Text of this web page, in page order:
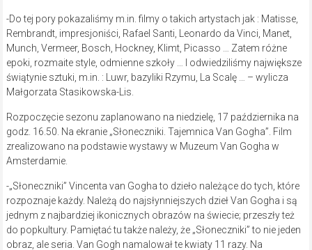
-Do tej pory pokazaliśmy m.in. filmy o takich artystach jak : Matisse,
Rembrandt, impresjoniści, Rafael Santi, Leonardo da Vinci, Manet,
Munch, Vermeer, Bosch, Hockney, Klimt, Picasso … Zatem różne
epoki, rozmaite style, odmienne szkoły … I odwiedziliśmy największe
świątynie sztuki, m.in. : Luwr, bazyliki Rzymu, La Scalę … – wylicza
Małgorzata Stasikowska-Lis.
Rozpoczęcie sezonu zaplanowano na niedzielę, 17 października na
godz. 16.50. Na ekranie „Słoneczniki. Tajemnica Van Gogha”. Film
zrealizowano na podstawie wystawy w Muzeum Van Gogha w
Amsterdamie.
-„Słoneczniki” Vincenta van Gogha to dzieło należące do tych, które
rozpoznaje każdy. Należą do najsłynniejszych dzieł Van Gogha i są
jednym z najbardziej ikonicznych obrazów na świecie; przeszły też
do popkultury. Pamiętać tu także należy, że „Słoneczniki” to nie jeden
obraz, ale seria. Van Gogh namalował te kwiaty 11 razy. Na